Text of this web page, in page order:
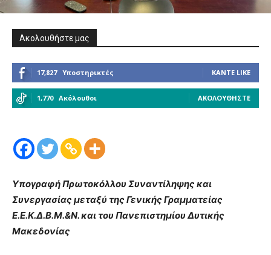
Ακολουθήστε μας
17,827 Υποστηρικτές ΚΆΝΤΕ LIKE
1,770 Ακόλουθοι ΑΚΟΛΟΥΘΉΣΤΕ
Υπογραφή Πρωτοκόλλου Συναντίληψης και
Συνεργασίας μεταξύ της Γενικής Γραμματείας
Ε.Ε.Κ.Δ.Β.Μ.&Ν. και του Πανεπιστημίου Δυτικής
Μακεδονίας